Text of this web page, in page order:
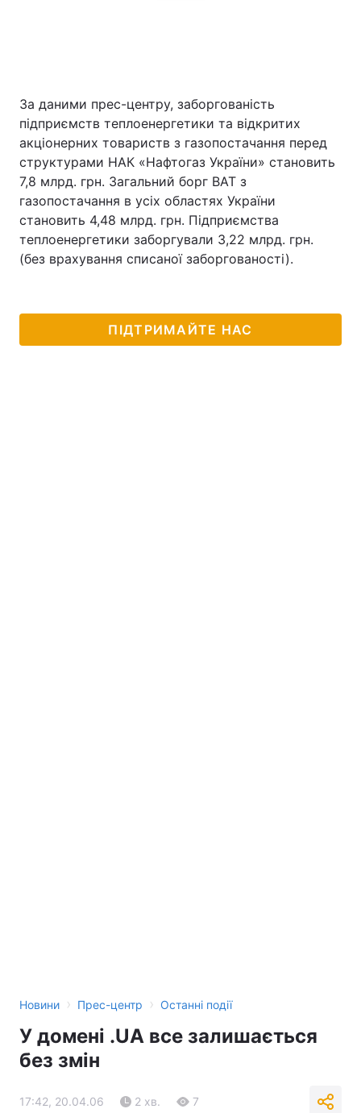
За даними прес-центру, заборгованість
підприємств теплоенергетики та відкритих
акціонерних товариств з газопостачання перед
структурами НАК «Нафтогаз України» становить
7,8 млрд. грн. Загальний борг ВАТ з
газопостачання в усіх областях України
становить 4,48 млрд. грн. Підприємства
теплоенергетики заборгували 3,22 млрд. грн.
(без врахування списаної заборгованості).
ПІДТРИМАЙТЕ НАС
Новини › Прес-центр › Останні події
У домені .UA все залишається
без змін
17:42, 20.04.06 2 хв. 7